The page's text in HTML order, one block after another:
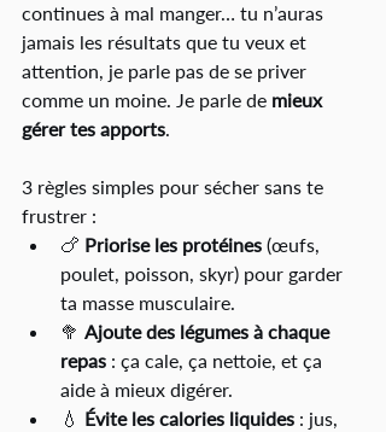
continues à mal manger… tu n’auras
jamais les résultats que tu veux et
attention, je parle pas de se priver
comme un moine. Je parle de mieux
gérer tes apports.
3 règles simples pour sécher sans te
frustrer :
🍗 Priorise les protéines (œufs,
poulet, poisson, skyr) pour garder
ta masse musculaire.
🥦 Ajoute des légumes à chaque
repas : ça cale, ça nettoie, et ça
aide à mieux digérer.
💧 Évite les calories liquides : jus,